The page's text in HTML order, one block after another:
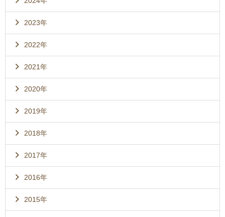
2023年
2022年
2021年
2020年
2019年
2018年
2017年
2016年
2015年